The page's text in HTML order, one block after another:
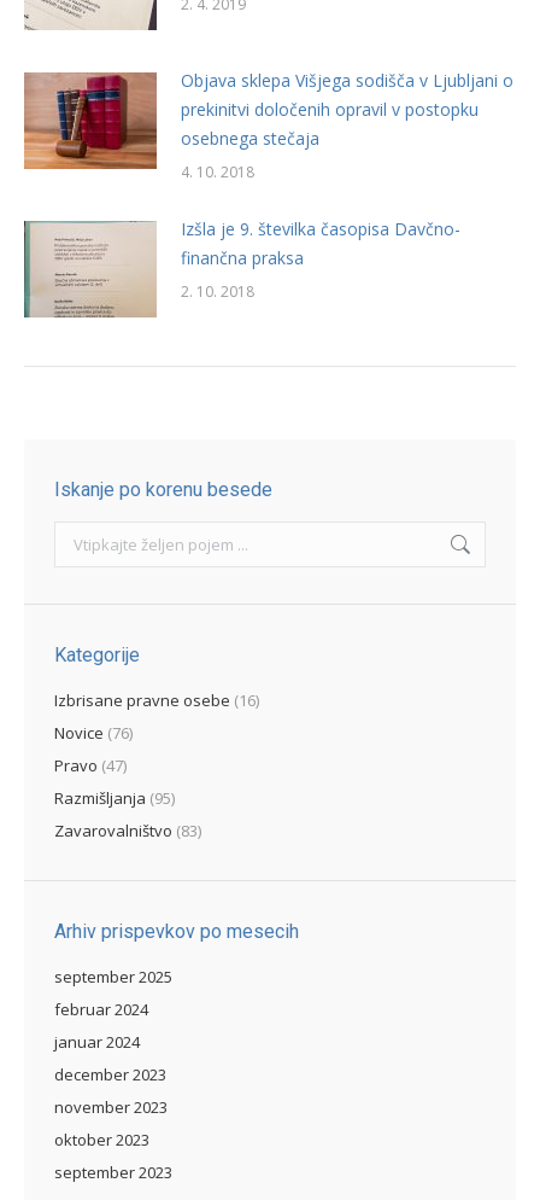
2. 4. 2019
Objava sklepa Višjega sodišča v Ljubljani o
prekinitvi določenih opravil v postopku
osebnega stečaja
4. 10. 2018
Izšla je 9. številka časopisa Davčno-
finančna praksa
2. 10. 2018
Iskanje po korenu besede
Search:
Kategorije
Izbrisane pravne osebe (16)
Novice (76)
Pravo (47)
Razmišljanja (95)
Zavarovalništvo (83)
Arhiv prispevkov po mesecih
september 2025
februar 2024
januar 2024
december 2023
november 2023
oktober 2023
september 2023